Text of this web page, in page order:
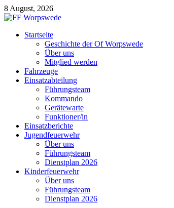
8 August, 2026
Startseite
Geschichte der Of Worpswede
Über uns
Mitglied werden
Fahrzeuge
Einsatzabteilung
Führungsteam
Kommando
Gerätewarte
Funktioner/in
Einsatzberichte
Jugendfeuerwehr
Über uns
Führungsteam
Dienstplan 2026
Kinderfeuerwehr
Über uns
Führungsteam
Dienstplan 2026